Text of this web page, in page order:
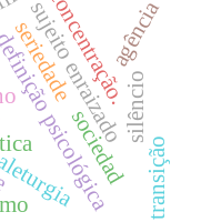
psicológica
concentração.
sujeito enraizadoagência
silêncio
transição
seriedade
sociedad